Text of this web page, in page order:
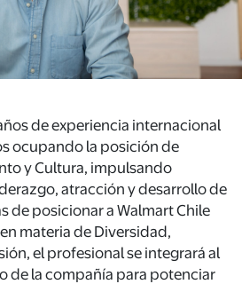
de experiencia internacional
ocupando la posición de
y Cultura, impulsando
atracción y desarrollo de
de posicionar a Walmart Chile
materia de Diversidad,
el profesional se integrará al
de la compañía para potenciar